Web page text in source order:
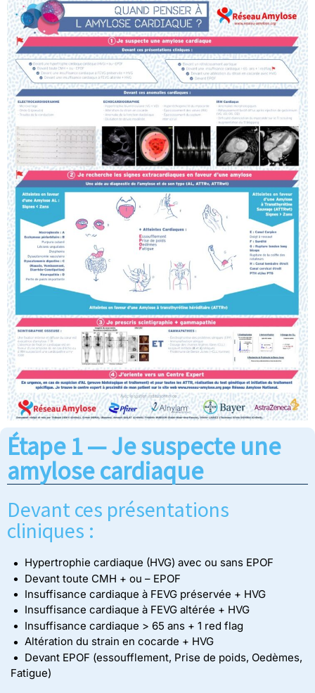
Étape 1 — Je suspecte une
amylose cardiaque
Devant ces présentations
cliniques :
Hypertrophie cardiaque (HVG) avec ou sans EPOF
Devant toute CMH + ou – EPOF
Insuffisance cardiaque à FEVG préservée + HVG
Insuffisance cardiaque à FEVG altérée + HVG
Insuffisance cardiaque > 65 ans + 1 red flag
Altération du strain en cocarde + HVG
Devant EPOF (essoufflement, Prise de poids, Oedèmes,
Fatigue)